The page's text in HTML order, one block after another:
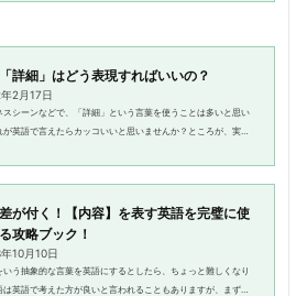
詳細」はどう表現すればいいの？
2月17日
スシーンなどで、「詳細」という言葉を使うことは多いと思い
が英語で言えたらカッコいいと思いませんか？ところが、実際
習わないからは、「...
が付く！【内容】を表す英語を完璧に使
攻略ブック！
10月10日
いう抽象的な言葉を英語にするとしたら、ちょっと難しくなり
は英語で考えた方が良いと言われることもありますが、まず日